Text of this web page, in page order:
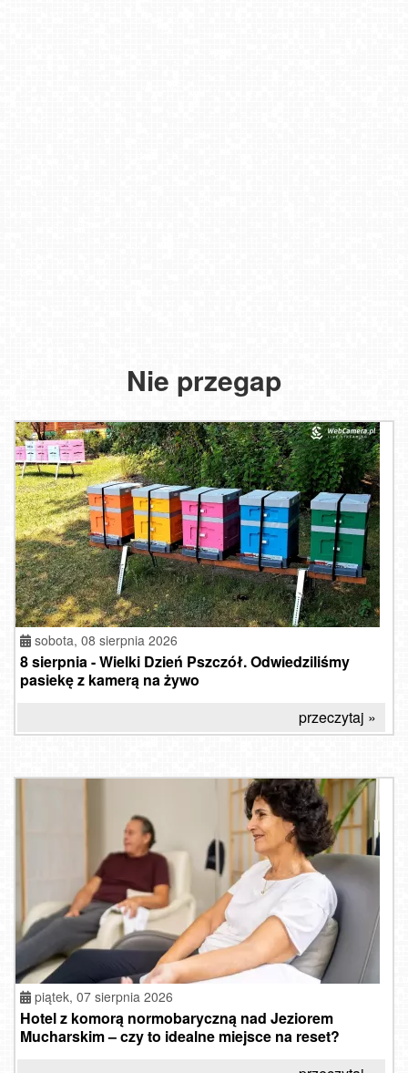
Nie przegap
sobota, 08 sierpnia 2026
8 sierpnia - Wielki Dzień Pszczół. Odwiedziliśmy
pasiekę z kamerą na żywo
przeczytaj »
piątek, 07 sierpnia 2026
Hotel z komorą normobaryczną nad Jeziorem
Mucharskim – czy to idealne miejsce na reset?